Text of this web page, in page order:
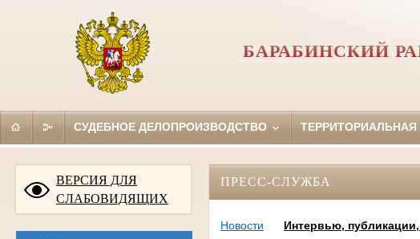
БАРАБИНСКИЙ
СУДЕБНОЕ ДЕЛОПРОИЗВОДСТВО
ВЕРСИЯ ДЛЯ
СЛАБОВИДЯЩИХ
ПРЕСС-СЛУЖБА
Новости Интервью,